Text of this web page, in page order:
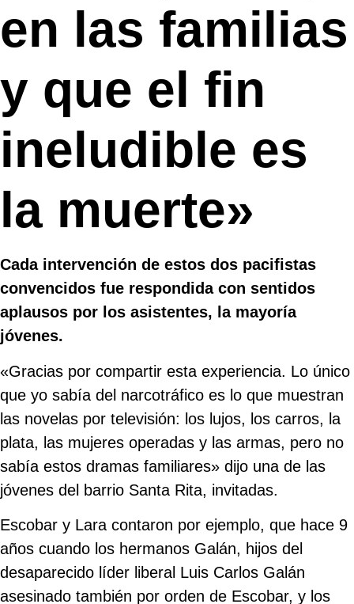
en las familias
y que el fin
ineludible es
la muerte»
Cada intervención de estos dos pacifistas
convencidos fue respondida con sentidos
aplausos por los asistentes, la mayoría
jóvenes.
«Gracias por compartir esta experiencia. Lo único
que yo sabía del narcotráfico es lo que muestran
las novelas por televisión: los lujos, los carros, la
plata, las mujeres operadas y las armas, pero no
sabía estos dramas familiares» dijo una de las
jóvenes del barrio Santa Rita, invitadas.
Escobar y Lara contaron por ejemplo, que hace 9
años cuando los hermanos Galán, hijos del
desaparecido líder liberal Luis Carlos Galán
asesinado también por orden de Escobar, y los